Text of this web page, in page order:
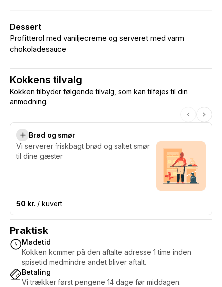
Dessert
Profitterol med vaniljecreme og serveret med varm
chokoladesauce
Kokkens tilvalg
Kokken tilbyder følgende tilvalg, som kan tilføjes til din
anmodning.
Brød og smør
Vi serverer friskbagt brød og saltet smør
til dine gæster
50 kr. / kuvert
Praktisk
Mødetid
Kokken kommer på den aftalte adresse 1 time inden
spisetid medmindre andet bliver aftalt.
Betaling
Vi trækker først pengene 14 dage før middagen.